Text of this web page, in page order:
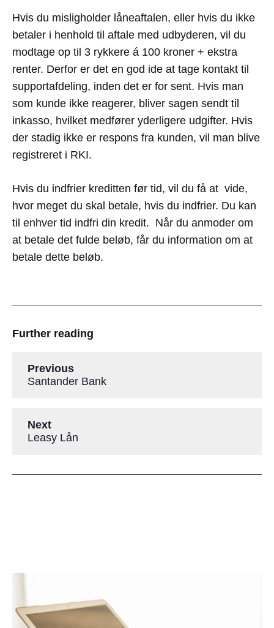
Hvis du misligholder låneaftalen, eller hvis du ikke
betaler i henhold til aftale med udbyderen, vil du
modtage op til 3 rykkere á 100 kroner + ekstra
renter. Derfor er det en god ide at tage kontakt til
supportafdeling, inden det er for sent. Hvis man
som kunde ikke reagerer, bliver sagen sendt til
inkasso, hvilket medfører yderligere udgifter. Hvis
der stadig ikke er respons fra kunden, vil man blive
registreret i RKI.
Hvis du indfrier kreditten før tid, vil du få at vide,
hvor meget du skal betale, hvis du indfrier. Du kan
til enhver tid indfri din kredit. Når du anmoder om
at betale det fulde beløb, får du information om at
betale dette beløb.
Further reading
Previous
Santander Bank
Next
Leasy Lån